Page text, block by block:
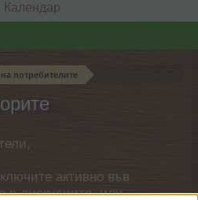
потребителите
активно във
в дискусиите, или
Календар